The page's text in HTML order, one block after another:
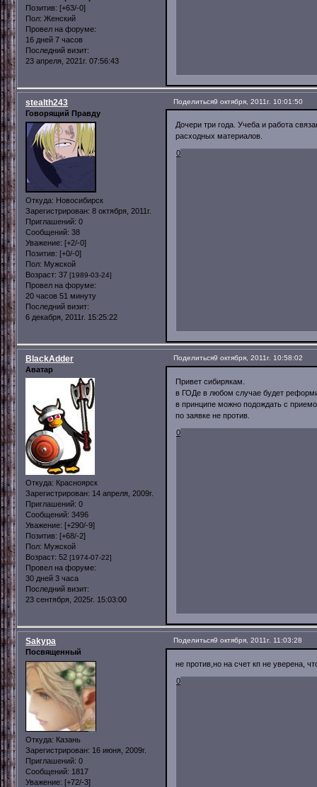
Позитив: [+63/-0]
Пол: Женский
Провел на форуме:
16 дней 7 часов
Последний визит:
23 апреля, 2021г. 07:56:43
Поделиться9 октября, 2011г. 10:01:50
stealth243
Говорящий Правду
Откуда: Новосибирск
Зарегистрирован: 8 октября, 2011г.
Приглашений: 0
Сообщений: 38
Уважение: [+2/-0]
Позитив: [+0/-0]
Пол: Мужской
Возраст: 37 [1989-03-24]
Провел на форуме:
20 часов 51 минуту
Последний визит:
6 декабря, 2011г. 15:25:22
Дочери три года. Учеба и работа
расходных материалов.
0
Поделиться9 октября, 2011г. 10:58:02
BlackAdder
Аватар
Откуда: Красноярск
Зарегистрирован: 14 апреля, 2009г.
Приглашений: 0
Сообщений: 3496
Уважение: [+290/-9]
Позитив: [+68/-2]
Пол: Мужской
Возраст: 52 [1974-07-22]
Провел на форуме:
30 дней 3 часа
Последний визит:
23 сентября, 2025г. 15:03:00
Привет сибирякам.
в ГОДе в любом случае будет
в принципе можно подождать с
по заявке не против.
0
Поделиться9 октября, 2011г. 11:03:28
Sakypa
Посвященный
Откуда: Казань
Зарегистрирован: 16 июня, 2009г.
Приглашений: 0
Сообщений: 1817
Уважение: [+72/-3]
не против,но на счет кп не уверена,
0